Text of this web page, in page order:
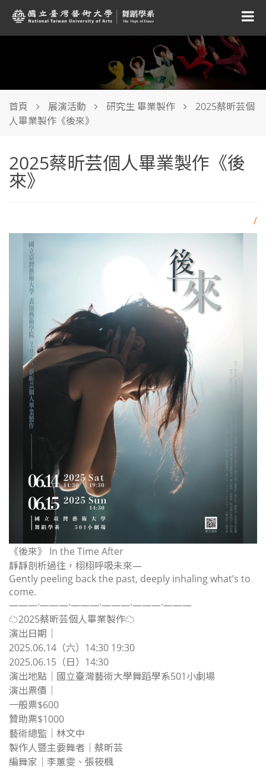
首頁 展演活動 研究生 畢業製作
2025蔡昕芸個
人畢業製作《後來》
2025蔡昕芸個人畢業製作《後
來》
/
《後來》 In the Time After
靜靜剖析過往，栩栩呼吸未來—
Gently peeling back the past, deeply inhaling what’s to
come.
———·———·———·———·———·———
☁️2025蔡昕芸個人畢業製作☁️
演出日期｜
2025.06.14（六）14:30 19:30
2025.06.15（日）14:30
演出地點｜國立臺灣藝術大學舞蹈學系501小劇場
演出票價｜
一般票$600
贊助票$1000
藝術總監｜林文中
製作人暨主要舞者｜蔡昕芸
編舞家｜李蕙雯、張筱楓